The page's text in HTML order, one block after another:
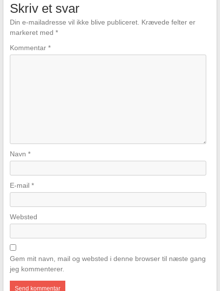
Skriv et svar
Din e-mailadresse vil ikke blive publiceret. Krævede felter er
markeret med *
Kommentar *
Navn *
E-mail *
Websted
Gem mit navn, mail og websted i denne browser til næste gang
jeg kommenterer.